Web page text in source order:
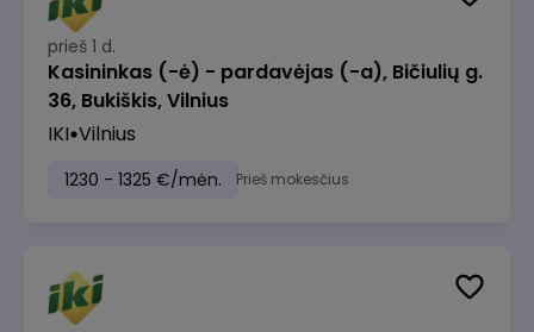
prieš 1 d.
Kasininkas (-ė) - pardavėjas (-a), Bičiulių g.
36, Bukiškis, Vilnius
IKI Vilnius
1230 - 1325 €/mėn. Prieš mokesčius